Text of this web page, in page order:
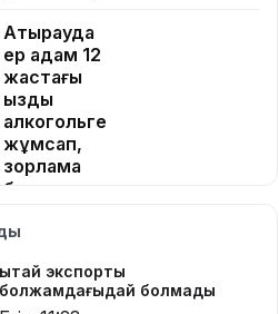
Атырауда
ер адам 12
жастағы
қызды
алкогольге
жұмсап,
зорламақ
болған
Жапонияда
тайфун:
жүздеген
Қытай экспорты
болжамдағыдай болмады